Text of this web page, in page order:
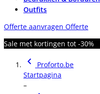
Outfits
Offerte aanvragen Offerte
Sale met kortingen tot -30%
Proforto.be
Startpagina
–